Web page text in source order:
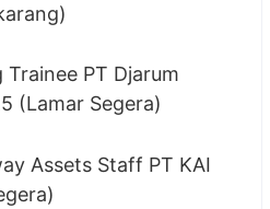
PT Djarum
(Lamar Segera)
Assets Staff PT KAI